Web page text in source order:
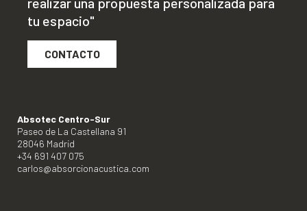
tu espacio"
CONTACTO
Absotec Centro-Sur
Paseo de La Castellana 91
28046 Madrid
+34 691 407 075
carlos@absorcionacustica.com